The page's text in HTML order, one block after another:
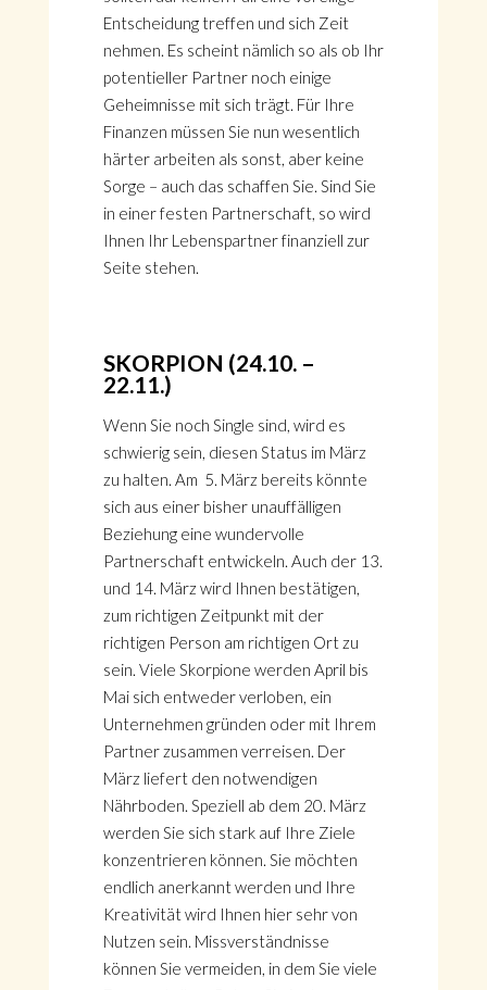
Entscheidung treffen und sich Zeit
nehmen. Es scheint nämlich so als ob Ihr
potentieller Partner noch einige
Geheimnisse mit sich trägt. Für Ihre
Finanzen müssen Sie nun wesentlich
härter arbeiten als sonst, aber keine
Sorge – auch das schaffen Sie. Sind Sie
in einer festen Partnerschaft, so wird
Ihnen Ihr Lebenspartner finanziell zur
Seite stehen.
SKORPION (24.10. –
22.11.)
Wenn Sie noch Single sind, wird es
schwierig sein, diesen Status im März
zu halten. Am 5. März bereits könnte
sich aus einer bisher unauffälligen
Beziehung eine wundervolle
Partnerschaft entwickeln. Auch der 13.
und 14. März wird Ihnen bestätigen,
zum richtigen Zeitpunkt mit der
richtigen Person am richtigen Ort zu
sein. Viele Skorpione werden April bis
Mai sich entweder verloben, ein
Unternehmen gründen oder mit Ihrem
Partner zusammen verreisen. Der
März liefert den notwendigen
Nährboden. Speziell ab dem 20. März
werden Sie sich stark auf Ihre Ziele
konzentrieren können. Sie möchten
endlich anerkannt werden und Ihre
Kreativität wird Ihnen hier sehr von
Nutzen sein. Missverständnisse
können Sie vermeiden, in dem Sie viele